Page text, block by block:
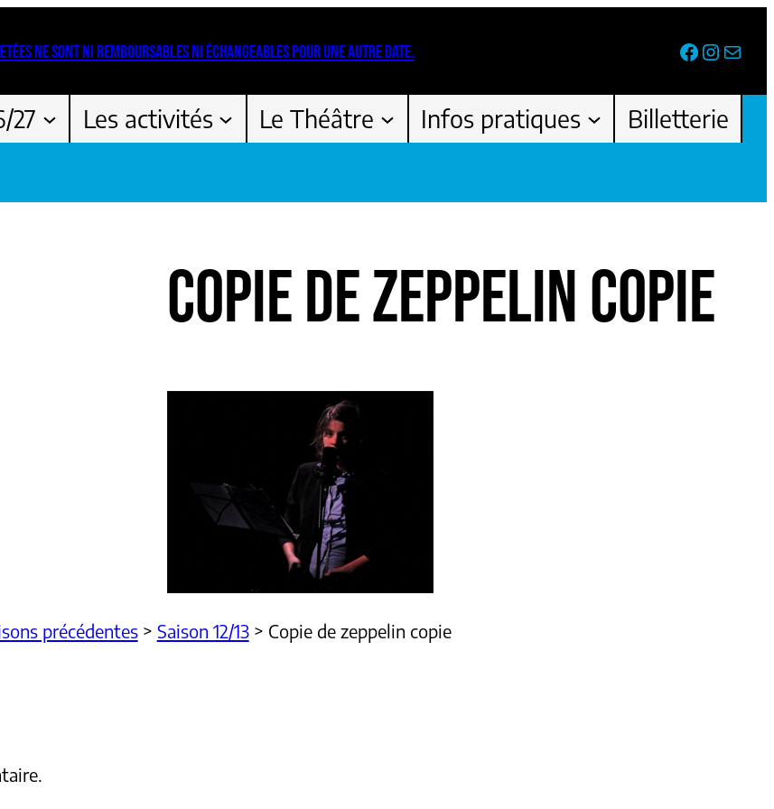
NE SONT NI REMBOURSABLES NI ÉCHANGEABLES POUR UNE AUTRE DATE. Facebook
27 Les activités Le Théâtre Infos pratiques Billetterie
COPIE DE ZEPPELIN COPIE
précédentes> Saison 12/13> Copie de zeppelin copie